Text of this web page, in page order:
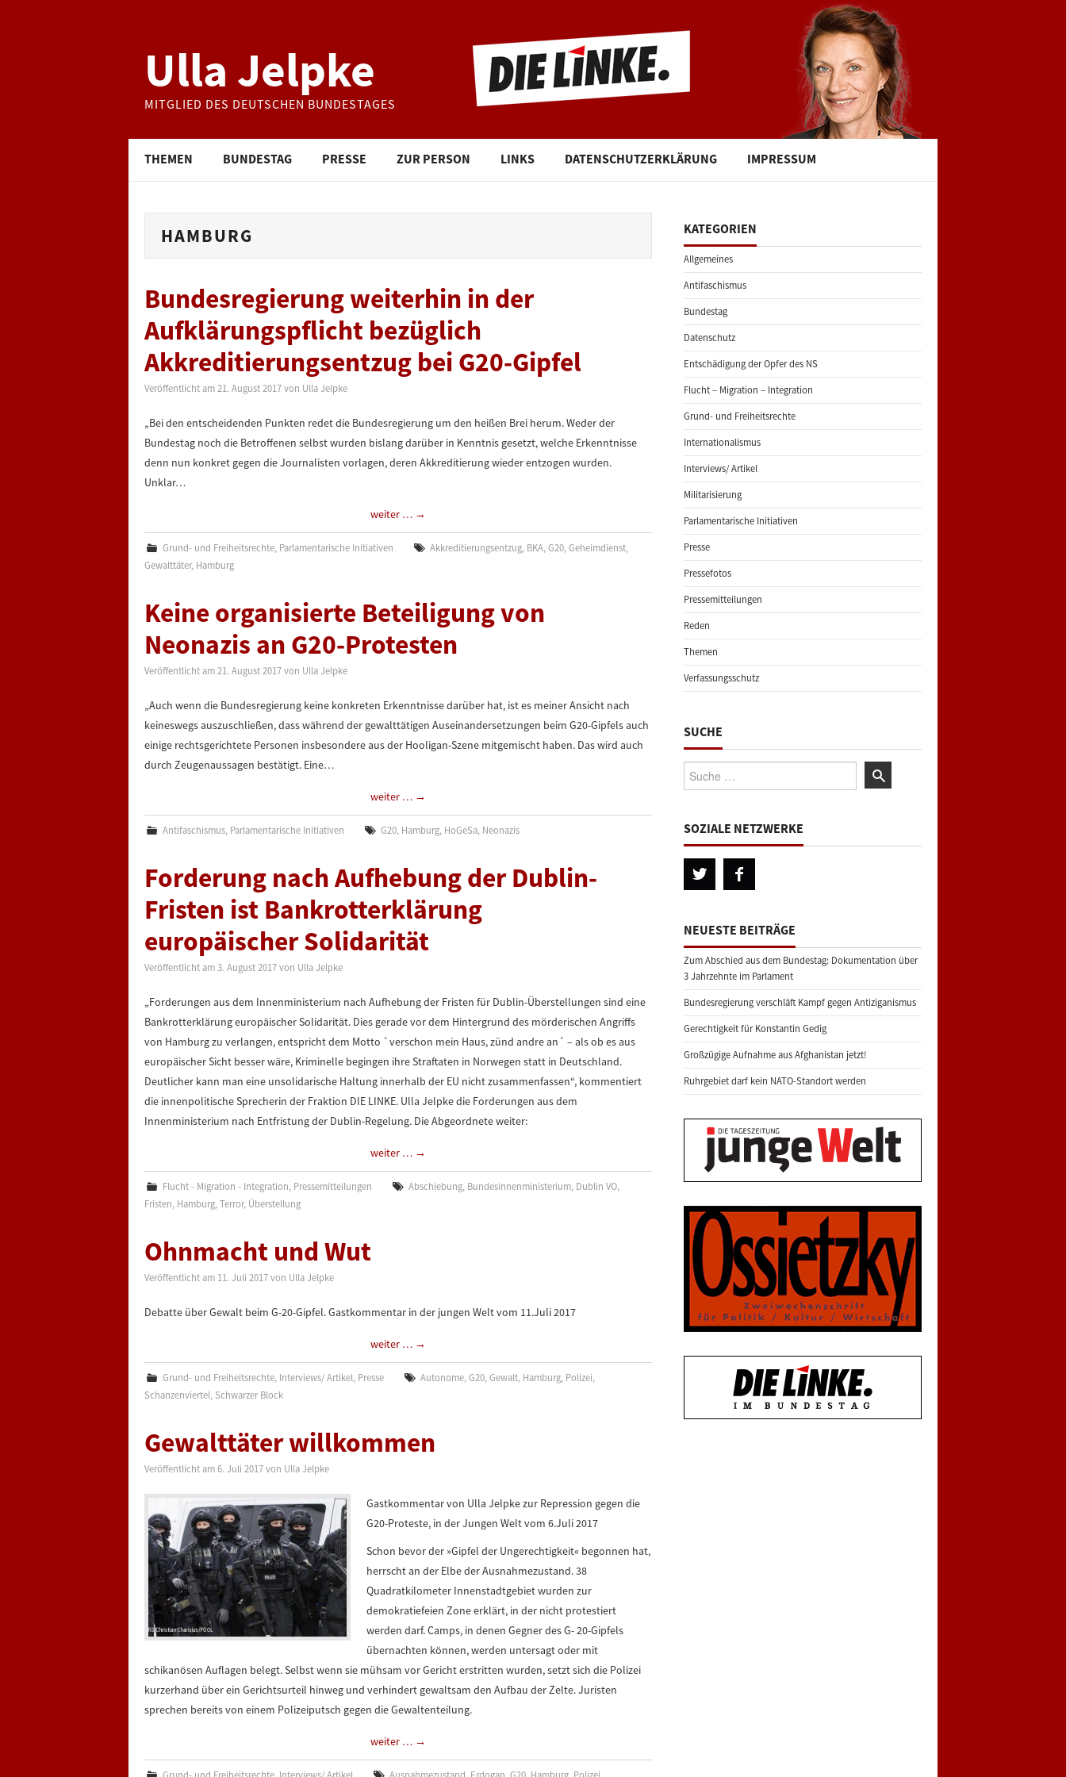
Ulla Jelpke
MITGLIED DES DEUTSCHEN BUNDESTAGES
THEMEN BUNDESTAG PRESSE ZUR PERSON LINKS DATENSCHUTZERKLÄRUNG IMPRESSUM
HAMBURG
Bundesregierung weiterhin in der
Aufklärungspflicht bezüglich
Akkreditierungsentzug bei G20-Gipfel
Veröffentlicht am 21. August 2017 von Ulla Jelpke
„Bei den entscheidenden Punkten redet die Bundesregierung um den heißen Brei herum. Weder der
Bundestag noch die Betroffenen selbst wurden bislang darüber in Kenntnis gesetzt, welche Erkenntnisse
denn nun konkret gegen die Journalisten vorlagen, deren Akkreditierung wieder entzogen wurden.
Unklar…
weiter … →
Grund- und Freiheitsrechte, Parlamentarische Initiativen Akkreditierungsentzug, BKA,G20,Geheimdienst,
Gewalttäter, Hamburg
Keine organisierte Beteiligung von
Neonazis an G20-Protesten
Veröffentlicht am 21. August 2017 von Ulla Jelpke
„Auch wenn die Bundesregierung keine konkreten Erkenntnisse darüber hat, ist es meiner Ansicht nach
keineswegs auszuschließen, dass während der gewalttätigen Auseinandersetzungen beim G20-Gipfels auch
einige rechtsgerichtete Personen insbesondere aus der Hooligan-Szene mitgemischt haben. Das wird auch
durch Zeugenaussagen bestätigt. Eine…
weiter … →
Antifaschismus, Parlamentarische Initiativen G20, Hamburg, HoGeSa, Neonazis
Forderung nach Aufhebung der Dublin-
Fristen ist Bankrotterklärung
europäischer Solidarität
Veröffentlicht am 3. August 2017 von Ulla Jelpke
„Forderungen aus dem Innenministerium nach Aufhebung der Fristen für Dublin-Überstellungen sind eine
Bankrotterklärung europäischer Solidarität. Dies gerade vor dem Hintergrund des mörderischen Angriffs
von Hamburg zu verlangen, entspricht dem Motto `verschon mein Haus, zünd andre an´ – als ob es aus
europäischer Sicht besser wäre, Kriminelle begingen ihre Straftaten in Norwegen statt in Deutschland.
Deutlicher kann man eine unsolidarische Haltung innerhalb der EU nicht zusammenfassen“, kommentiert
die innenpolitische Sprecherin der Fraktion DIE LINKE. Ulla Jelpke die Forderungen aus dem
Innenministerium nach Entfristung der Dublin-Regelung. Die Abgeordnete weiter:
weiter … →
Flucht - Migration - Integration, Pressemitteilungen Abschiebung, Bundesinnenministerium, Dublin VO,
Fristen, Hamburg, Terror, Überstellung
Ohnmacht und Wut
Veröffentlicht am 11. Juli 2017 von Ulla Jelpke
Debatte über Gewalt beim G-20-Gipfel. Gastkommentar in der jungen Welt vom 11.Juli 2017
weiter … →
Grund- und Freiheitsrechte, Interviews/ Artikel, Presse Autonome,G20,Gewalt, Hamburg, Polizei,
Schanzenviertel, Schwarzer Block
Gewalttäter willkommen
Veröffentlicht am 6. Juli 2017 von Ulla Jelpke
Gastkommentar von Ulla Jelpke zur Repression gegen die
G20-Proteste, in der Jungen Welt vom 6.Juli 2017
Schon bevor der »Gipfel der Ungerechtigkeit« begonnen hat,
herrscht an der Elbe der Ausnahmezustand. 38
Quadratkilometer Innenstadtgebiet wurden zur
demokratiefeien Zone erklärt, in der nicht protestiert
werden darf. Camps, in denen Gegner des G- 20-Gipfels
übernachten können, werden untersagt oder mit
schikanösen Auflagen belegt. Selbst wenn sie mühsam vor Gericht erstritten wurden, setzt sich die Polizei
kurzerhand über ein Gerichtsurteil hinweg und verhindert gewaltsam den Aufbau der Zelte. Juristen
sprechen bereits von einem Polizeiputsch gegen die Gewaltenteilung.
weiter … →
KATEGORIEN
Allgemeines
Antifaschismus
Bundestag
Datenschutz
Entschädigung der Opfer des NS
Flucht – Migration – Integration
Grund- und Freiheitsrechte
Internationalismus
Interviews/ Artikel
Militarisierung
Parlamentarische Initiativen
Presse
Pressefotos
Pressemitteilungen
Reden
Themen
Verfassungsschutz
SUCHE
Suche:
SOZIALE NETZWERKE
NEUESTE BEITRÄGE
Zum Abschied aus dem Bundestag: Dokumentation über
3 Jahrzehnte im Parlament
Bundesregierung verschläft Kampf gegen Antiziganismus
Gerechtigkeit für Konstantin Gedig
Großzügige Aufnahme aus Afghanistan jetzt!
Ruhrgebiet darf kein NATO-Standort werden